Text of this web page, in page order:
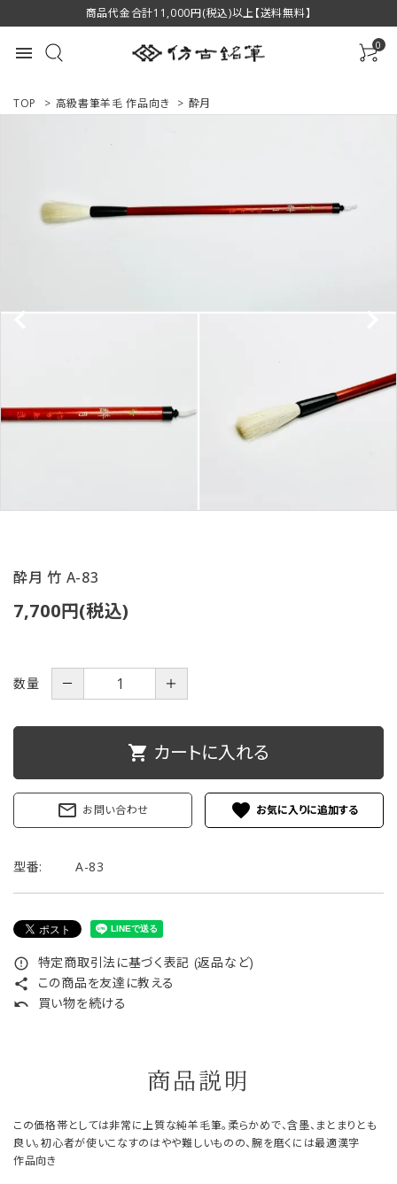
商品代金合計11,000円(税込)以上【送料無料】
menu 0
ご利用ガイド
特定商取引法について
TOP > 高級書筆羊毛 作品向き > 酔月
酔月 竹 A-83
7,700円(税込)
数量 － ＋
shopping_cart カートに入れる
mail_outline お問い合わせ favorite
型番: A-83
error_outline 特定商取引法に基づく表記 (返品など)
share この商品を友達に教える
undo 買い物を続ける
商品説明
この価格帯としては非常に上質な純羊毛筆。柔らかめで、含墨、まとまりとも
良い。初心者が使いこなすのはやや難しいものの、腕を磨くには最適漢字
作品向き